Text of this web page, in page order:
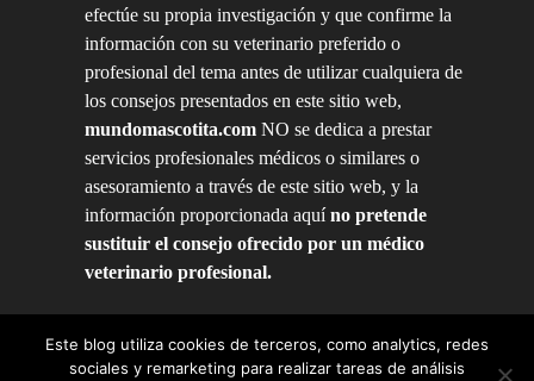
efectúe su propia investigación y que confirme la
información con su veterinario preferido o
profesional del tema antes de utilizar cualquiera de
los consejos presentados en este sitio web,
mundomascotita.comNO se dedica a prestar
servicios profesionales médicos o similares o
asesoramiento a través de este sitio web, y la
información proporcionada aquíno pretende
sustituir el consejo ofrecido por un médico
veterinario profesional.
Mundo MascotitaCopyright © 2026.
Este blog utiliza cookies de terceros, como analytics, redes
sociales y remarketing para realizar tareas de análisis